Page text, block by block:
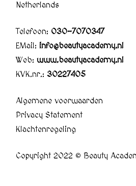
Netherlands
Telefoon: 030-7070347
EMail: info@beautyacademy.nl
Web: www.beautyacademy.nl
KVK.nr.: 30227405
Algemene voorwaarden
Privacy Statement
Klachtenregeling
Copyright 2022 © Beauty